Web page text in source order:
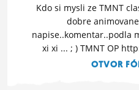
FÓRUM
STATUSY
BLOGY
Kdo si mysli ze TMNT
dobre
napise..komentar..podla
xi xi ... ; ) TMNT OP
OTVOR